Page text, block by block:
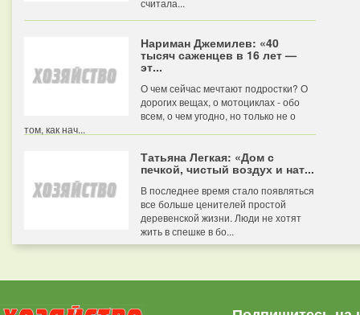
считала...
Нариман Джемилев: «40
тысяч саженцев в 16 лет —
эт...
О чем сейчас мечтают подростки? О
дорогих вещах, о мотоциклах - обо
всем, о чем угодно, но только не о
том, как нач...
Татьяна Легкая: «Дом с
печкой, чистый воздух и нат...
В последнее время стало появляться
все больше ценителей простой
деревенской жизни. Люди не хотят
жить в спешке в бо...